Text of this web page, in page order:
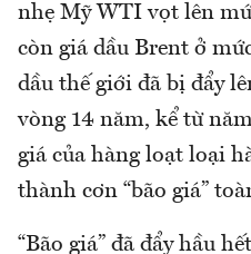
nhẹ Mỹ WTI vọt lên
còn giá dầu Brent ở
dầu thế giới đã bị đẩy
vòng 14 năm, kể từ
giá của hàng loạt loại
thành cơn “bão giá”
“Bão giá” đã đẩy hầu